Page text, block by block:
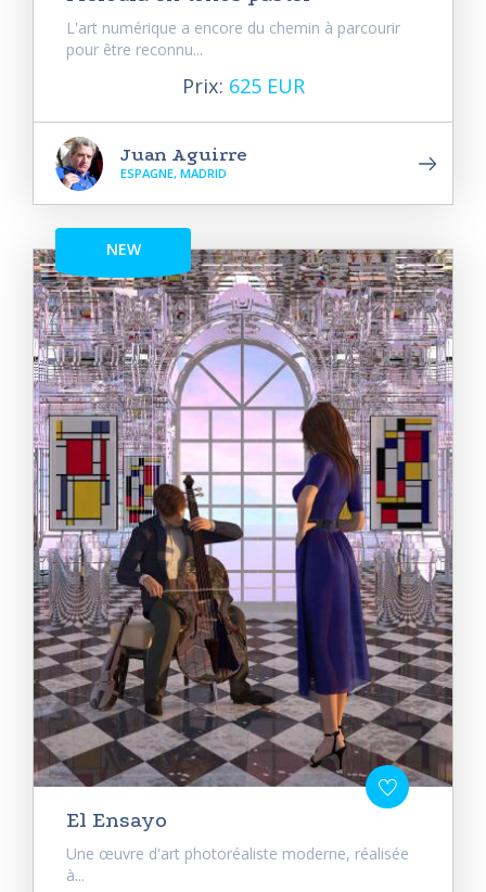
L'art numérique a encore du chemin à parcourir
pour être reconnu...
Prix: 625 EUR
Juan Aguirre
ESPAGNE, MADRID
NEW
El Ensayo
Une œuvre d'art photoréaliste moderne, réalisée
à...